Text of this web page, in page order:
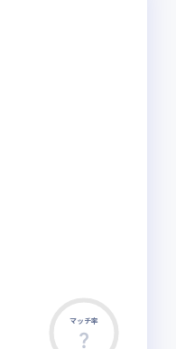
マッチ率